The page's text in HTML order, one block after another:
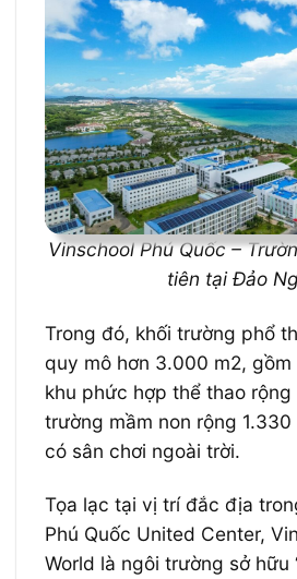
Vinschool Phú Quốc –
tiên tại Đảo
Trong đó, khối trường phổ
quy mô hơn 3.000 m2,
khu phức hợp thể thao rộng
trường mầm non rộng
có sân chơi ngoài trời.
Tọa lạc tại vị trí đắc địa
Phú Quốc United Center,
World là ngôi trường sở hữu